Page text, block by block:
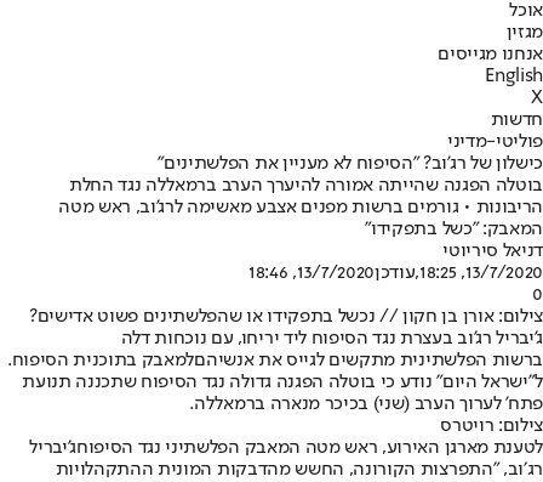
אוכל
מגזין
אנחנו מגייסים
English
X
חדשות
פוליטי-מדיני
כישלון של רג'וב? "הסיפוח לא מעניין את הפלשתינים"
בוטלה הפגנה שהייתה אמורה להיערך הערב ברמאללה נגד החלת
הריבונות • גורמים ברשות מפנים אצבע מאשימה לרג'וב, ראש מטה
המאבק: "כשל בתפקידו"
דניאל סיריוטי
13/7/2020, 18:25
,עודכן13/7/2020, 18:46
0
צילום: אורן בן חקון // נכשל בתפקידו או שהפלשתינים פשוט אדישים?
ג'יבריל רג'וב בעצרת נגד הסיפוח ליד יריחו, עם נוכחות דלה
ברשות הפלשתינית מתקשים לגייס את אנשיהםלמאבק בתוכנית הסיפוח.
ל"ישראל היום" נודע כי בוטלה הפגנה גדולה נגד הסיפוח שתכננה תנועת
פתח' לערוך הערב (שני) בכיכר מנארה ברמאללה.
צילום: רויטרס
לטענת מארגן האירוע, ראש מטה המאבק הפלשתיני נגד הסיפוחג’יבריל
רג׳וב, "התפרצות הקורונה, החשש מהדבקות המונית ההתקהלויות